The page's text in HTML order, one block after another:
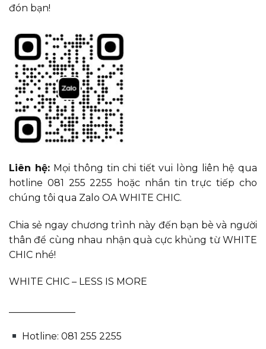
đón bạn!
Liên hệ: Mọi thông tin chi tiết vui lòng liên hệ qua
hotline 081 255 2255 hoặc nhắn tin trực tiếp cho
chúng tôi qua Zalo OA WHITE CHIC.
Chia sẻ ngay chương trình này đến bạn bè và người
thân để cùng nhau nhận quà cực khủng từ WHITE
CHIC nhé!
WHITE CHIC – LESS IS MORE
Hotline: 081 255 2255